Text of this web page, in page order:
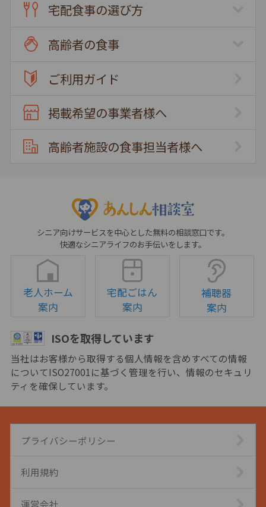
宅配食事の選び方
高齢者の食事
ご利用ガイド
掲載希望の事業者様へ
高齢者施設の食事担当者様へ
シニア向けサービスを中心とした無料の相談窓口です。
快適なシニアライフのお手伝いをします。
老人ホーム
案内
宅配ごはん
案内
補聴器
案内
ISOを取得しています
当社はお客様から取得する個人情報を含めすべての情報
についてISO27001に基づく管理を行い、情報のセキュリ
ティを確保しています。
プライバシーポリシー
利用規約
運営会社